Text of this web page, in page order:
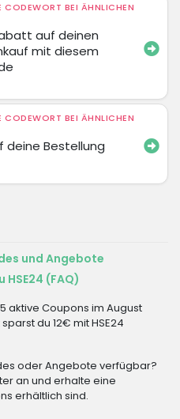
CODEWORT BEI ÄHNLICHEN
auf deinen
mit diesem
CODEWORT BEI ÄHNLICHEN
deine Bestellung
und Angebote
(FAQ)
aktive Coupons im August
du 12€ mit HSE24
oder Angebote verfügbar?
an und erhalte eine
erhältlich sind.